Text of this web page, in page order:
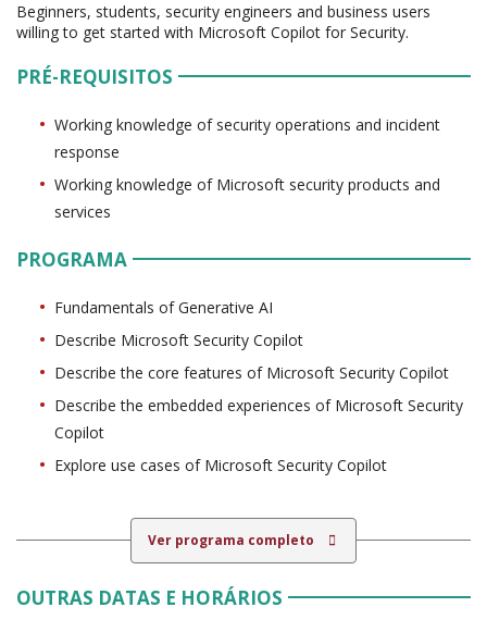
Beginners, students, security engineers and business users
willing to get started with Microsoft Copilot for Security.
PRÉ-REQUISITOS
Working knowledge of security operations and incident
response
Working knowledge of Microsoft security products and
services
PROGRAMA
Fundamentals of Generative AI
Describe Microsoft Security Copilot
Describe the core features of Microsoft Security Copilot
Describe the embedded experiences of Microsoft Security
Copilot
Explore use cases of Microsoft Security Copilot
Ver programa completo
OUTRAS DATAS E HORÁRIOS